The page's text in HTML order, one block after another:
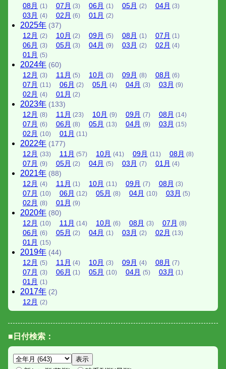
08月 (1) 07 月 (3) 06月 (1) 05月 (2) 04月 (3)
03 月 (4) 02 月 (6) 01 月 (2)
2025年 (37)
12 月 (2) 10月 (2) 09月 (5) 08月 (1) 07 月 (1)
06月 (3) 05月 (3) 04月 (9) 03 月 (2) 02 月 (4)
01 月 (5)
2024年 (60)
12 月 (3) 11 月 (5) 10月 (3) 09月 (8) 08月 (6)
07 月 (11) 06月 (2) 05月 (4) 04月 (3) 03 月 (9)
02 月 (4) 01 月 (2)
2023年 (133)
12 月 (8) 11 月 (23) 10月 (9) 09月 (7) 08月 (14)
07 月 (6) 06月 (8) 05月 (13) 04月 (9) 03 月 (15)
02 月 (10) 01 月 (11)
2022年 (177)
12 月 (33) 11 月 (57) 10月 (41) 09月 (11) 08月 (8)
07 月 (9) 05月 (2) 04月 (5) 03 月 (7) 01 月 (4)
2021年 (88)
12 月 (4) 11 月 (1) 10月 (11) 09月 (7) 08月 (3)
07 月 (10) 06月 (12) 05月 (8) 04月 (10) 03 月 (5)
02 月 (8) 01 月 (9)
2020年 (80)
12 月 (10) 11 月 (14) 10月 (6) 08月 (3) 07 月 (8)
06月 (6) 05月 (2) 04月 (1) 03 月 (2) 02 月 (13)
01 月 (15)
2019年 (44)
12 月 (5) 11 月 (4) 10月 (3) 09月 (4) 08月 (7)
07 月 (3) 06月 (1) 05月 (10) 04月 (5) 03 月 (1)
01 月 (1)
2017年 (2)
12 月 (2)
■日付検索：